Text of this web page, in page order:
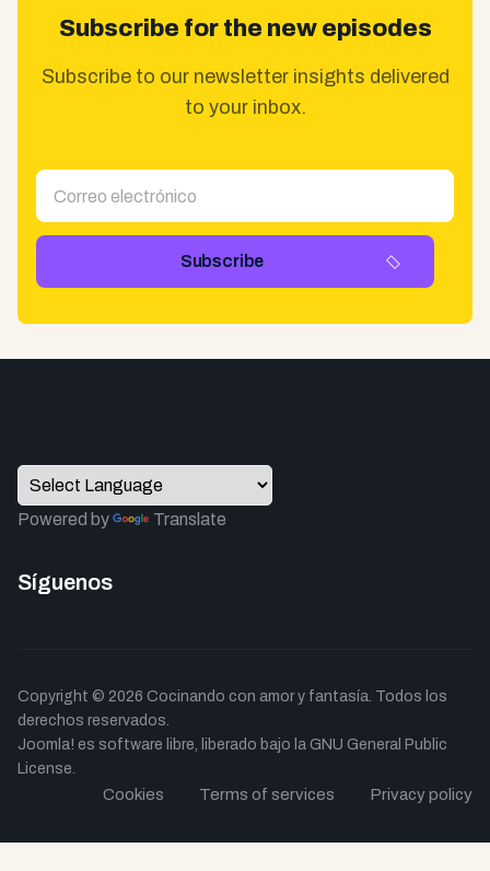
Subscribe for the new episodes
Subscribe to our newsletter insights delivered
to your inbox.
Powered by Translate
Síguenos
Copyright © 2026 Cocinando con amor y fantasía. Todos los
derechos reservados.
Joomla! es software libre, liberado bajo la GNU General Public
License.
Cookies Terms of services Privacy policy